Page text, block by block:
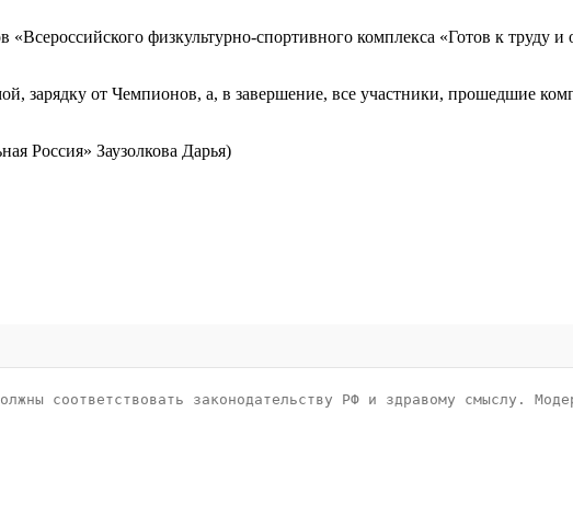
физкультурно-спортивного комплекса «Готов к труду
зарядку от Чемпионов, а, в завершение, все участники, прошедшие
Россия» Заузолкова Дарья)